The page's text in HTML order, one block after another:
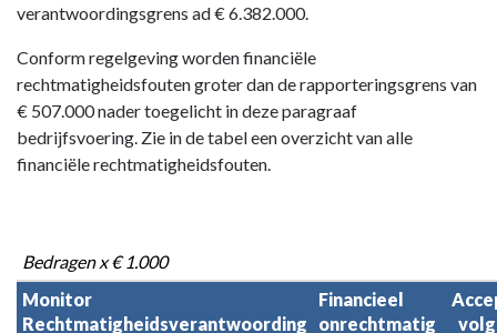
verantwoordingsgrens ad € 6.382.000.
Conform regelgeving worden financiële
rechtmatigheidsfouten groter dan de rapporteringsgrens van
€ 507.000 nader toegelicht in deze paragraaf
bedrijfsvoering. Zie in de tabel een overzicht van alle
financiële rechtmatigheidsfouten.
Bedragen x € 1.000
Monitor
Rechtmatigheidsverantwoording
Financieel
onrechtmatig